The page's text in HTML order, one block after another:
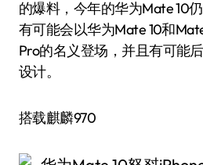
的爆料，今年的华为Mate 10
有可能会以华为Mate 10和
Pro的名义登场，并且有可能
设计。
搭载麒麟970